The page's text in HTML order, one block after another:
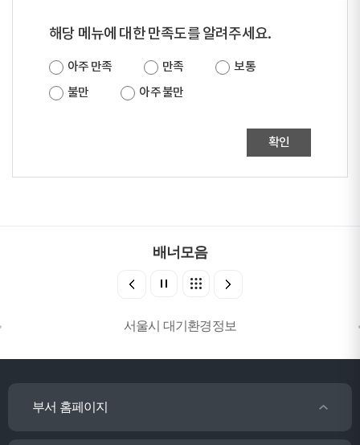
해당 메뉴에 대한 만족도를 알려주세요.
아주 만족 만족
보통
불만
아주 불만
확인
배너모음
서울시 대기환경정보
부서 홈페이지